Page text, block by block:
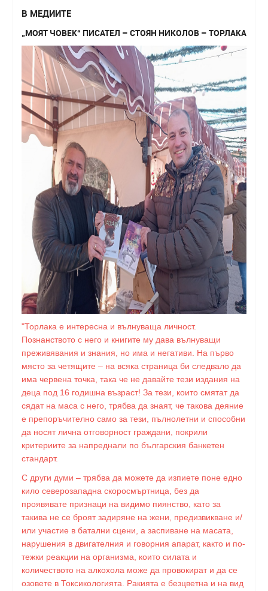
В МЕДИИТЕ
„МОЯТ ЧОВЕК“ ПИСАТЕЛ – СТОЯН НИКОЛОВ – ТОРЛАКА
"Торлака е интересна и вълнуваща личност.
Познанството с него и книгите му дава вълнуващи
преживявания и знания, но има и негативи. На първо
място за четящите – на всяка страница би следвало да
има червена точка, така че не давайте тези издания на
деца под 16 годишна възраст! За тези, които смятат да
сядат на маса с него, трябва да знаят, че такова деяние
е препоръчително само за тези, пълнолетни и способни
да носят лична отговорност граждани, покрили
критериите за напреднали по българския банкетен
стандарт.
С други думи – трябва да можете да изпиете поне едно
кило северозападна скоросмъртница, без да
проявявате признаци на видимо пиянство, като за
такива не се броят задиряне на жени, предизвикване и/
или участие в батални сцени, а заспиване на масата,
нарушения в двигателния и говорния апарат, както и по-
тежки реакции на организма, които силата и
количеството на алкохола може да провокират и да се
озовете в Токсикологията. Ракията е безцветна и на вид